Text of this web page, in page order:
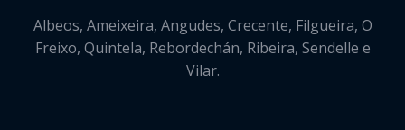
Albeos, Ameixeira, Angudes, Crecente, Filgueira, O
Freixo, Quintela, Rebordechán, Ribeira, Sendelle e
Vilar.